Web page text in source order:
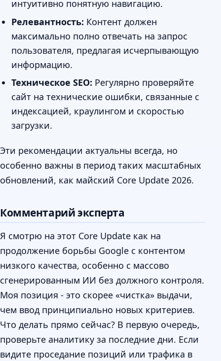
интуитивно понятную навигацию.
Релевантность: Контент должен
максимально полно отвечать на запрос
пользователя, предлагая исчерпывающую
информацию.
Техническое SEO: Регулярно проверяйте
сайт на технические ошибки, связанные с
индексацией, краулингом и скоростью
загрузки.
Эти рекомендации актуальны всегда, но
особенно важны в период таких масштабных
обновлений, как майский Core Update 2026.
Комментарий эксперта
Я смотрю на этот Core Update как на
продолжение борьбы Google с контентом
низкого качества, особенно с массово
сгенерированным ИИ без должного контроля.
Моя позиция - это скорее «чистка» выдачи,
чем ввод принципиально новых критериев.
Что делать прямо сейчас? В первую очередь,
проверьте аналитику за последние дни. Если
видите проседание позиций или трафика в